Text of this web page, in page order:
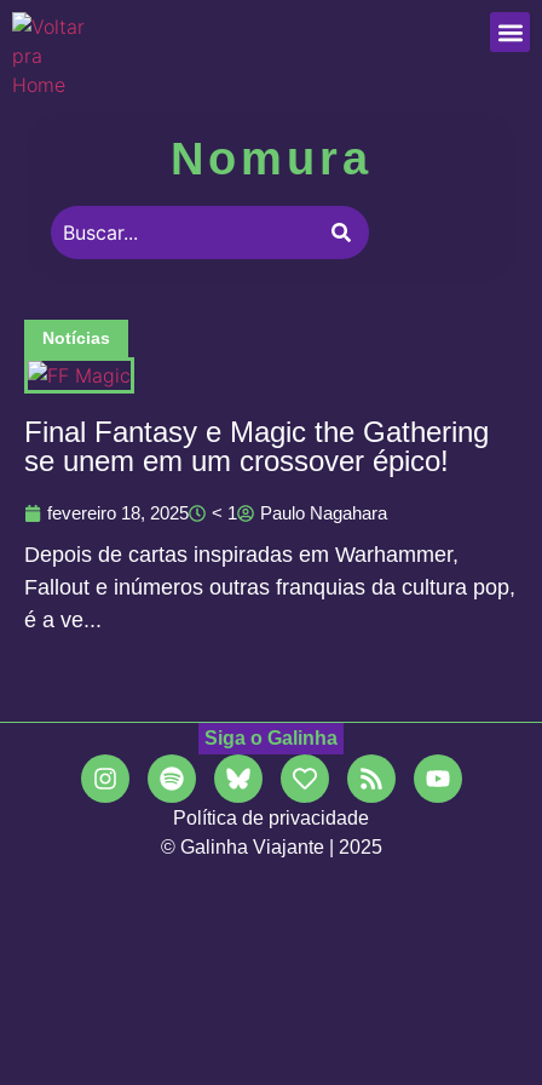
Nomura
Notícias
Final Fantasy e Magic the Gathering
se unem em um crossover épico!
fevereiro 18, 2025 < 1 Paulo Nagahara
Depois de cartas inspiradas em Warhammer,
Fallout e inúmeros outras franquias da cultura pop,
é a ve...
Siga o Galinha
Política de privacidade
© Galinha Viajante | 2025